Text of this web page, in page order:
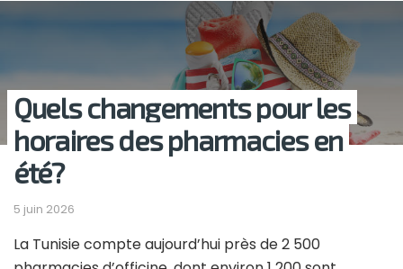
Quels changements pour les
horaires des pharmacies en
été?
5 juin 2026
La Tunisie compte aujourd’hui près de 2 500